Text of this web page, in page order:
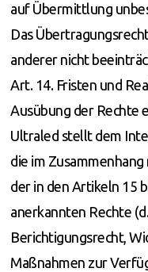
auf Übermittlung
Das
anderer nicht
Art. 14. Fristen und
Ausübung der Rechte
Ultraled stellt dem
die im
der in den Artikeln 15
anerkannten Rechte
Berichtigungsrecht,
Maßnahmen zur